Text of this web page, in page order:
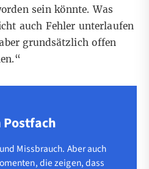
sein könnte. Was
auch Fehler unterlaufen
grundsätzlich offen
Postfach
Missbrauch. Aber auch
die zeigen, dass